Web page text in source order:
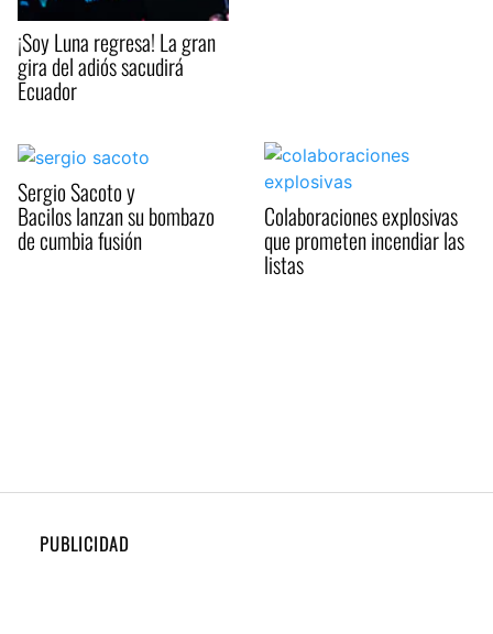
¡Soy Luna regresa! La gran
gira del adiós sacudirá
Ecuador
Sergio Sacoto y
Bacilos lanzan su bombazo
de cumbia fusión
Colaboraciones explosivas
que prometen incendiar las
listas
PUBLICIDAD